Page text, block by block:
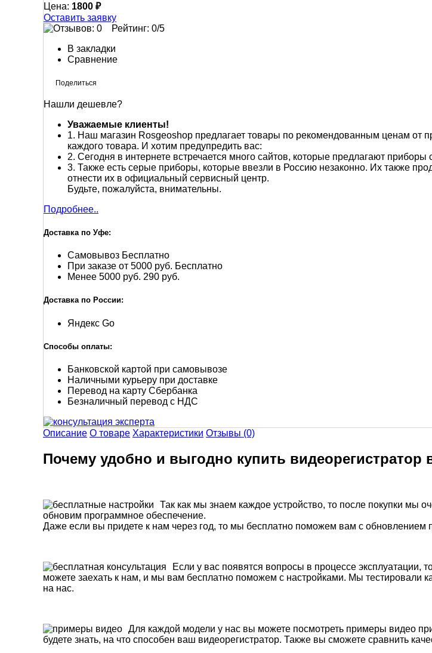
Цена: 1800 ₽
Оставить заявку
Рейтинг: 0/5
В закладки
Сравнение
Нашли дешевле?
Уважаемые клиенты!
1. Наш магазин Rosgeoshop предлагает товары по рекомендованным ценам от
каждого товара. И хотим предупредить вас:
2. Сегодня в интернете встречается много сайтов, которые предлагают
3. Также есть серые приборы, которые ввезли в Россию незаконно. Их также
отнести их в официальный сервисный центр.
Будьте, пожалуйста, внимательны.
Подробнее..
Доставка по Уфе:
Самовывоз Бесплатно
При заказе от 5000 руб. Бесплатно
Менее 5000 руб. 290 руб.
Доставка по России:
Яндекс Go
Способы оплаты:
Банковской картой при самовывозе
Наличными курьеру при доставке
Перевод на карту Сбербанка
Безналичный перевод с НДС
Описание О товаре Характеристики Отзывы (0)
Почему удобно и выгодно купить видеорегистратор
Так как мы знаем каждое устройство, то после покупки мы
обновим программное обеспечение.
Даже если вы придете к нам через год, то мы бесплатно поможем вам с обновлением
Если у вас появятся вопросы в процессе
можете заехать к нам, и мы вам бесплатно поможем с настройками. Мы тестировали
на нас.
Для каждой модели у нас вы можете посмотреть примеры видео
будете знать, на что способен ваш видеорегистратор. Также вы сможете сравнить